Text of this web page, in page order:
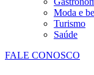
Moda e
Turismo
Saúde
FALE CONOSCO